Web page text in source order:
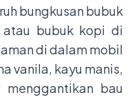
bungkusan bubuk
atau bubuk kopi di
di dalam mobil
vanila, kayu manis,
bau